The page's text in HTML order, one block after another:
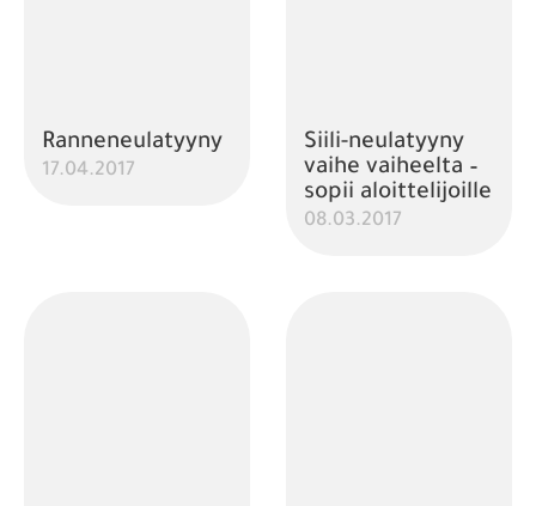
Ranneneulatyyny
17.04.2017
Siili-neulatyyny
vaihe vaiheelta –
sopii aloittelijoille
08.03.2017